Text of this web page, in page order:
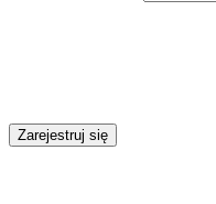
Zarejestruj się